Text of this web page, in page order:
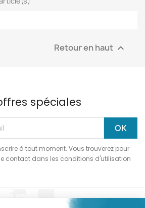
Retour en haut 
spéciales
à tout moment. Vous trouverez pour
contact dans les conditions d'utilisation